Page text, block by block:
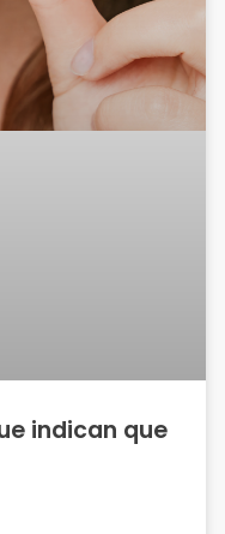
indican que